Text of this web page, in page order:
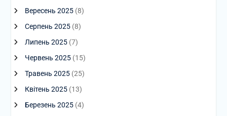
Вересень 2025(8)
Серпень 2025(8)
Липень 2025(7)
Червень 2025(15)
Травень 2025(25)
Квітень 2025(13)
Березень 2025(4)